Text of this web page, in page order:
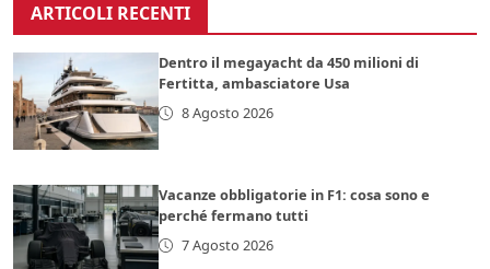
ARTICOLI RECENTI
Dentro il megayacht da 450 milioni di
Fertitta, ambasciatore Usa
8 Agosto 2026
Vacanze obbligatorie in F1: cosa sono e
perché fermano tutti
7 Agosto 2026